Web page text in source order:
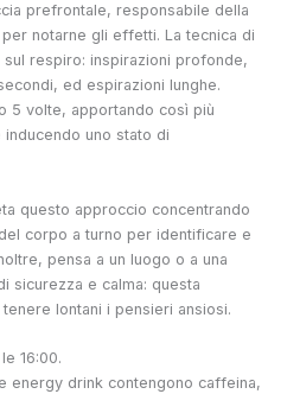
prefrontale, responsabile della
per notarne gli effetti. La tecnica di
respiro: inspirazioni profonde,
ed espirazioni lunghe.
5 volte, apportando così più
uno stato di
questo approccio concentrando
corpo a turno per identificare e
pensa a un luogo o a una
sicurezza e calma: questa
lontani i pensieri ansiosi.
16:00.
energy drink contengono caffeina,